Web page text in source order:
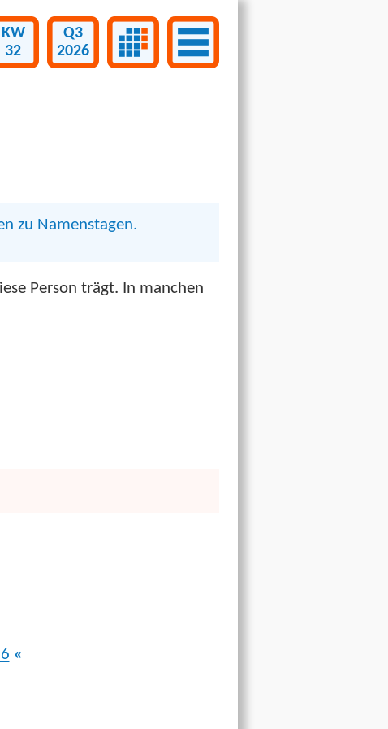
KW
32
Q3
2026
zu Namenstagen.
Person trägt. In manchen
«